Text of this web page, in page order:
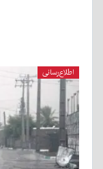
اطلاع‌رسانی